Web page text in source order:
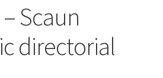
Scaun
directorial